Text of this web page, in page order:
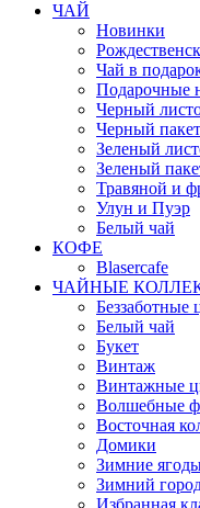
ЧАЙ
Новинки
Чай в
Подарочные
Черный
Черный
Зеленый
Зеленый
Травяной и
Улун и Пуэр
Белый чай
КОФЕ
Blasercafe
ЧАЙНЫЕ
Беззаботные
Белый чай
Букет
Винтаж
Винтажные
Волшебные
Восточная
Домики
Зимние
Зимний
Избранная